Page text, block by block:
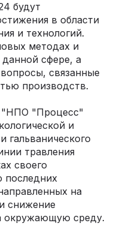
будут
в области
и технологий.
методах и
сфере, а
связанные
производств.
"НПО "Процесс"
и
гальванического
травления
своего
последних
на
снижение
окружающую среду.